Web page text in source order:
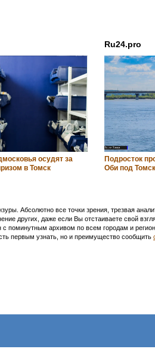
осудят за
в Томск
Ru24.pro
Подросток
Оби под
Абсолютно все точки зрения, трезвая
других, даже если Вы отстаиваете свой
поминутным архивом по всем городам и
первым узнать, но и преимущество сообщить